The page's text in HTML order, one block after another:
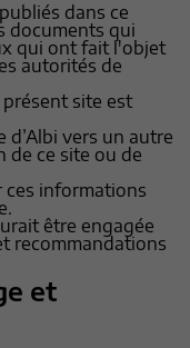
dans ce
documents qui
qui ont fait l'objet
autorités de
site est
vers un autre
de ce site ou de
informations
être engagée
recommandations
et